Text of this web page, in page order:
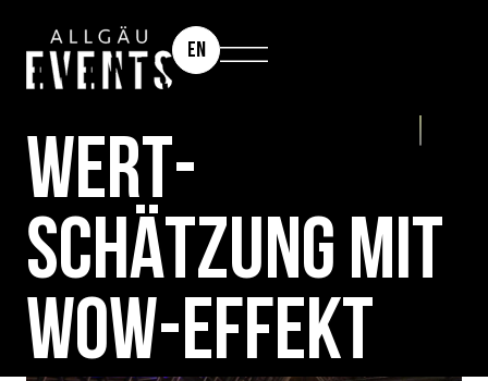
EN
WERT­
SCHÄTZUNG MIT
WOW-EFFEKT